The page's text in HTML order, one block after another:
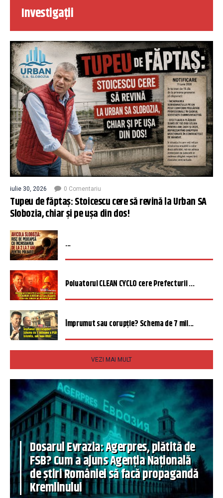
Investigații
iulie 30, 2026 0 Comentariu
Tupeu de făptaș: Stoicescu cere să revină la Urban SA
Slobozia, chiar și pe ușa din dos!
...
Poluatorul CLEAN CYCLO cere Prefecturii ...
Împrumut sau corupție? Schema de 7 mil...
VEZI MAI MULT
Dosarul Evrazia: Agerpres, plătită de
FSB? Cum a ajuns Agenția Națională
de știri României să facă propagandă
Kremlinului